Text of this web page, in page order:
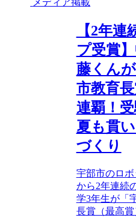
メディア掲載
【2年連
プ受賞
藤くん
市教育
連覇！
夏も貫
づくり
宇部市のロ
から2年連続
学3年生が「
長賞（最高